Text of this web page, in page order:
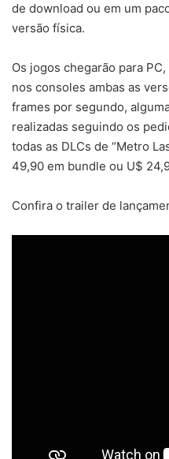
de download ou em um
versão física.
Os jogos chegarão para
nos consoles ambas as
frames por segundo,
realizadas seguindo os
todas as DLCs de “Metro
49,90 em bundle ou U$
Confira o trailer de